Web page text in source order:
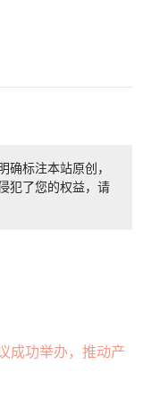
确标注本站原创，
犯了您的权益，请